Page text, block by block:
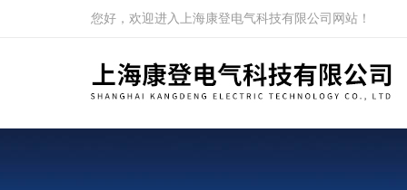
您好，欢迎进入上海康登电气科技有限公司网站！